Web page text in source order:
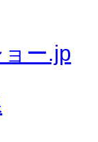
ー.jp